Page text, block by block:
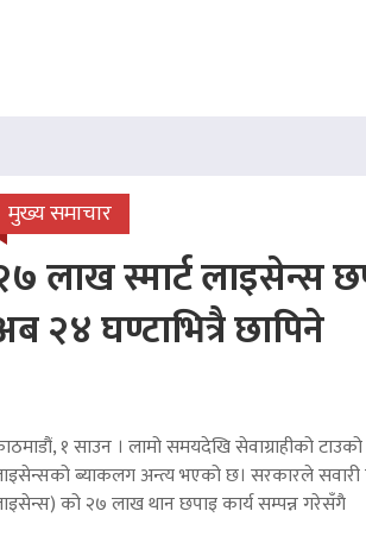
मुख्य समाचार
लाख स्मार्ट लाइसेन्स
२४ घण्टाभित्रै छापिने
१ साउन । लामो समयदेखि सेवाग्राहीको
ब्याकलग अन्त्य भएको छ। सरकारले सवारी
को २७ लाख थान छपाइ कार्य सम्पन्न गरेसँगै